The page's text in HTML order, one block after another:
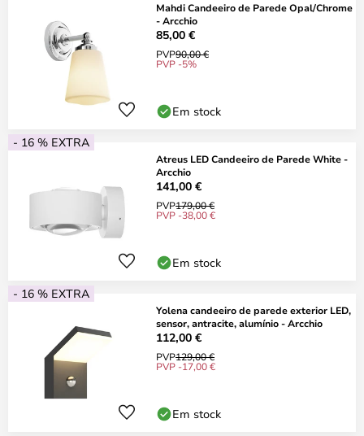
Mahdi Candeeiro de Parede Opal/Chrome
- Arcchio
85,00 €
PVP90,00 €
PVP -5%
Em stock
- 16 % EXTRA
Atreus LED Candeeiro de Parede White -
Arcchio
141,00 €
PVP179,00 €
PVP -38,00 €
Em stock
- 16 % EXTRA
Yolena candeeiro de parede exterior LED,
sensor, antracite, alumínio - Arcchio
112,00 €
PVP129,00 €
PVP -17,00 €
Em stock